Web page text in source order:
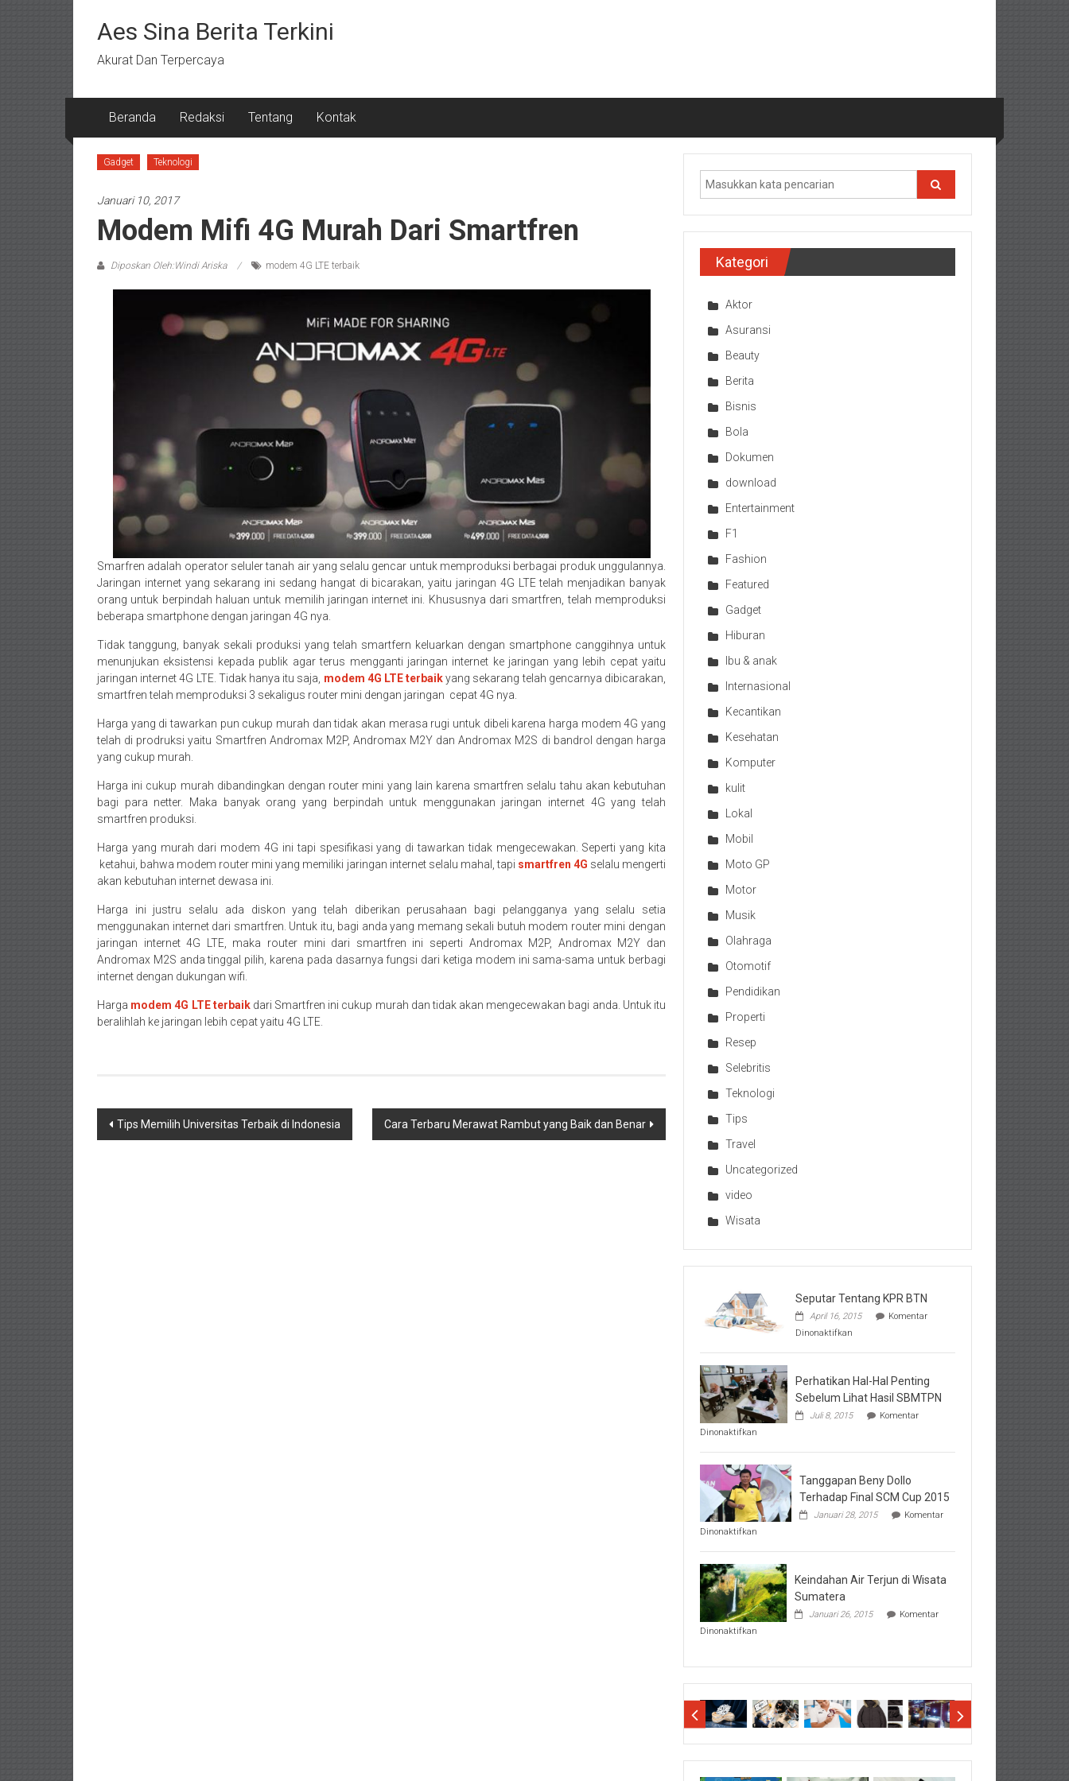
kontenAes Sina Berita Terkini
Akurat Dan Terpercaya
Beranda Redaksi Tentang Kontak
Gadget Teknologi
Januari 10, 2017
Modem Mifi 4G Murah Dari Smartfren
Diposkan Oleh:Windi Ariska modem 4G LTE terbaik
Smarfren adalah operator seluler tanah air yang selalu gencar untuk memproduksi berbagai produk unggulannya.
Jaringan internet yang sekarang ini sedang hangat di bicarakan, yaitu jaringan 4G LTE telah menjadikan banyak
orang untuk berpindah haluan untuk memilih jaringan internet ini. Khususnya dari smartfren, telah memproduksi
beberapa smartphone dengan jaringan 4G nya.
Tidak tanggung, banyak sekali produksi yang telah smartfern keluarkan dengan smartphone canggihnya untuk
menunjukan eksistensi kepada publik agar terus mengganti jaringan internet ke jaringan yang lebih cepat yaitu
jaringan internet 4G LTE. Tidak hanya itu saja, modem 4G LTE terbaikyang sekarang telah gencarnya dibicarakan,
smartfren telah memproduksi 3 sekaligus router mini dengan jaringan cepat 4G nya.
Harga yang di tawarkan pun cukup murah dan tidak akan merasa rugi untuk dibeli karena harga modem 4G yang
telah di prodruksi yaitu Smartfren Andromax M2P, Andromax M2Y dan Andromax M2S di bandrol dengan harga
yang cukup murah.
Harga ini cukup murah dibandingkan dengan router mini yang lain karena smartfren selalu tahu akan kebutuhan
bagi para netter. Maka banyak orang yang berpindah untuk menggunakan jaringan internet 4G yang telah
smartfren produksi.
Harga yang murah dari modem 4G ini tapi spesifikasi yang di tawarkan tidak mengecewakan. Seperti yang kita
ketahui, bahwa modem router mini yang memiliki jaringan internet selalu mahal, tapi smartfren 4G selalu mengerti
akan kebutuhan internet dewasa ini.
Harga ini justru selalu ada diskon yang telah diberikan perusahaan bagi pelangganya yang selalu setia
menggunakan internet dari smartfren. Untuk itu, bagi anda yang memang sekali butuh modem router mini dengan
jaringan internet 4G LTE, maka router mini dari smartfren ini seperti Andromax M2P, Andromax M2Y dan
Andromax M2S anda tinggal pilih, karena pada dasarnya fungsi dari ketiga modem ini sama-sama untuk berbagi
internet dengan dukungan wifi.
Harga modem 4G LTE terbaikdari Smartfren ini cukup murah dan tidak akan mengecewakan bagi anda. Untuk itu
beralihlah ke jaringan lebih cepat yaitu 4G LTE.
Navigasi
Tips Memilih Universitas Terbaik di Indonesia Cara Terbaru Merawat Rambut yang Baik dan Benar
Kategori
Aktor
Asuransi
Beauty
Berita
Bisnis
Bola
Dokumen
download
Entertainment
F1
Fashion
Featured
Gadget
Hiburan
Ibu & anak
Internasional
Kecantikan
Kesehatan
Komputer
kulit
Lokal
Mobil
Moto GP
Motor
Musik
Olahraga
Otomotif
Pendidikan
Properti
Resep
Selebritis
Teknologi
Tips
Travel
Uncategorized
video
Wisata
Seputar Tentang KPR BTN
April 16, 2015
Komentar
Dinonaktifkan
Tentang
BTN
Perhatikan Hal-Hal Penting
Sebelum Lihat Hasil SBMTPN
Juli 8, 2015
Komentar
Dinonaktifkan
Hal-
Hal
Penting
Sebelum
Lihat
Hasil
Tanggapan Beny Dollo
Terhadap Final SCM Cup 2015
Januari 28, 2015
Komentar
Dinonaktifkan
Beny
Dollo
Terhadap
Final
SCM
Cup
Keindahan Air Terjun di Wisata
Sumatera
Januari 26, 2015
Komentar
Dinonaktifkan
Terjun
Sumatera